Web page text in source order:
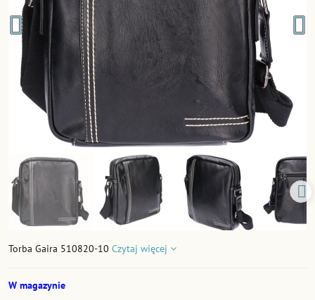
Torba Gaira 510820-10 Czytaj więcej
W magazynie